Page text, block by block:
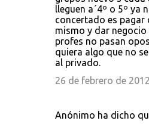
lleguen a´4º o 5º ya
concertado es pagar
mismo y dar negocio
profes no pasan
quiera algo que no
al privado.
26 de febrero de
Anónimo ha dicho